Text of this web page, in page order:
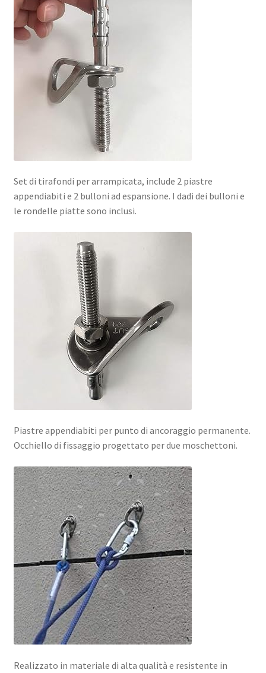
Set di tirafondi per arrampicata, include 2 piastre
appendiabiti e 2 bulloni ad espansione. I dadi dei bulloni e
le rondelle piatte sono inclusi.
Piastre appendiabiti per punto di ancoraggio permanente.
Occhiello di fissaggio progettato per due moschettoni.
Realizzato in materiale di alta qualità e resistente in